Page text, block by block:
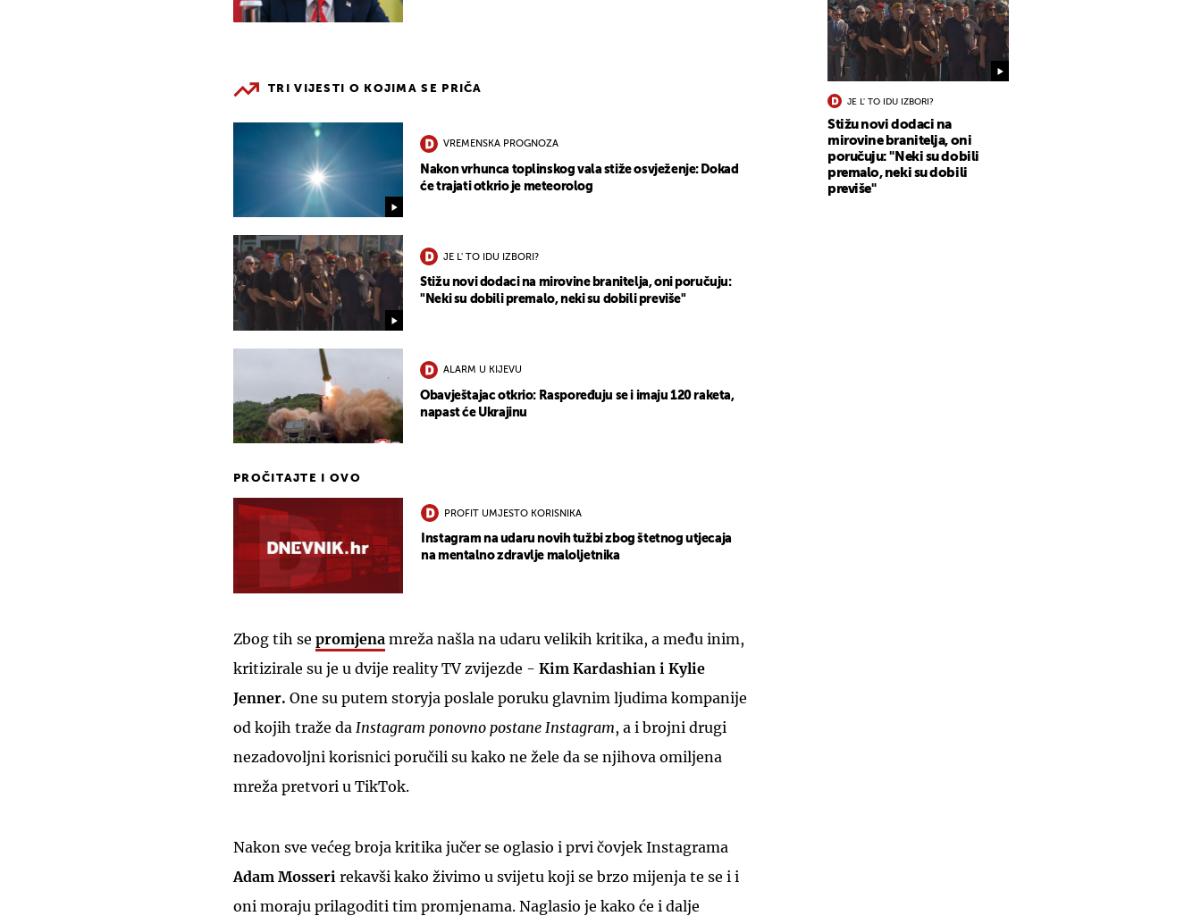
TRI VIJESTI O KOJIMA SE PRIČA
VREMENSKA PROGNOZA
Nakon vrhunca toplinskog vala stiže osvježenje: Dokad
će trajati otkrio je meteorolog
JE L' TO IDU IZBORI?
Stižu novi dodaci na mirovine branitelja, oni poručuju:
"Neki su dobili premalo, neki su dobili previše"
ALARM U KIJEVU
Obavještajac otkrio: Raspoređuju se i imaju 120 raketa,
napast će Ukrajinu
PROČITAJTE I OVO
PROFIT UMJESTO KORISNIKA
Instagram na udaru novih tužbi zbog štetnog utjecaja
na mentalno zdravlje maloljetnika
Zbog tih se promjena mreža našla na udaru velikih kritika, a među inim,
kritizirale su je u dvije reality TV zvijezde - Kim Kardashian i Kylie
Jenner. One su putem storyja poslale poruku glavnim ljudima kompanije
od kojih traže da Instagram ponovno postane Instagram, a i brojni drugi
nezadovoljni korisnici poručili su kako ne žele da se njihova omiljena
mreža pretvori u TikTok.
Nakon sve većeg broja kritika jučer se oglasio i prvi čovjek Instagrama
Adam Mosseri rekavši kako živimo u svijetu koji se brzo mijenja te se i i
oni moraju prilagoditi tim promjenama. Naglasio je kako će i dalje
JE L' TO IDU IZBORI?
Stižu novi dodaci na
mirovine branitelja, oni
poručuju: "Neki su dobili
premalo, neki su dobili
previše"